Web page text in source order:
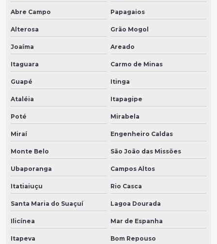
Abre Campo Papagaios
Alterosa Grão Mogol
Joaíma Areado
Itaguara Carmo de Minas
Guapé Itinga
Ataléia Itapagipe
Poté Mirabela
Miraí Engenheiro Caldas
Monte Belo São João das Missões
Ubaporanga Campos Altos
Itatiaiuçu Rio Casca
Santa Maria do Suaçuí Lagoa Dourada
Ilicínea Mar de Espanha
Itapeva Bom Repouso